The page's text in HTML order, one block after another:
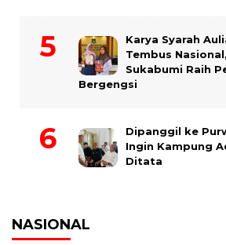
Karya Syarah
Tembus
Sukabumi Raih
Bergengsi
Dipanggil ke
Ingin Kampung
Ditata
NASIONAL